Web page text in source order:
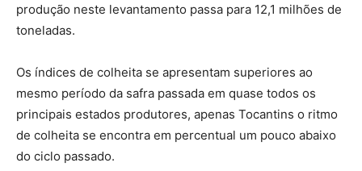
produção neste levantamento passa para 12,1 milhões de
toneladas.
Os índices de colheita se apresentam superiores ao
mesmo período da safra passada em quase todos os
principais estados produtores, apenas Tocantins o ritmo
de colheita se encontra em percentual um pouco abaixo
do ciclo passado.